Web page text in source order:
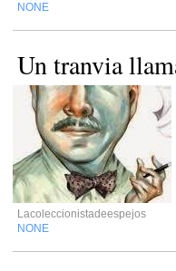
NONE
Un tranvia
Lacoleccionistadeespejos
NONE